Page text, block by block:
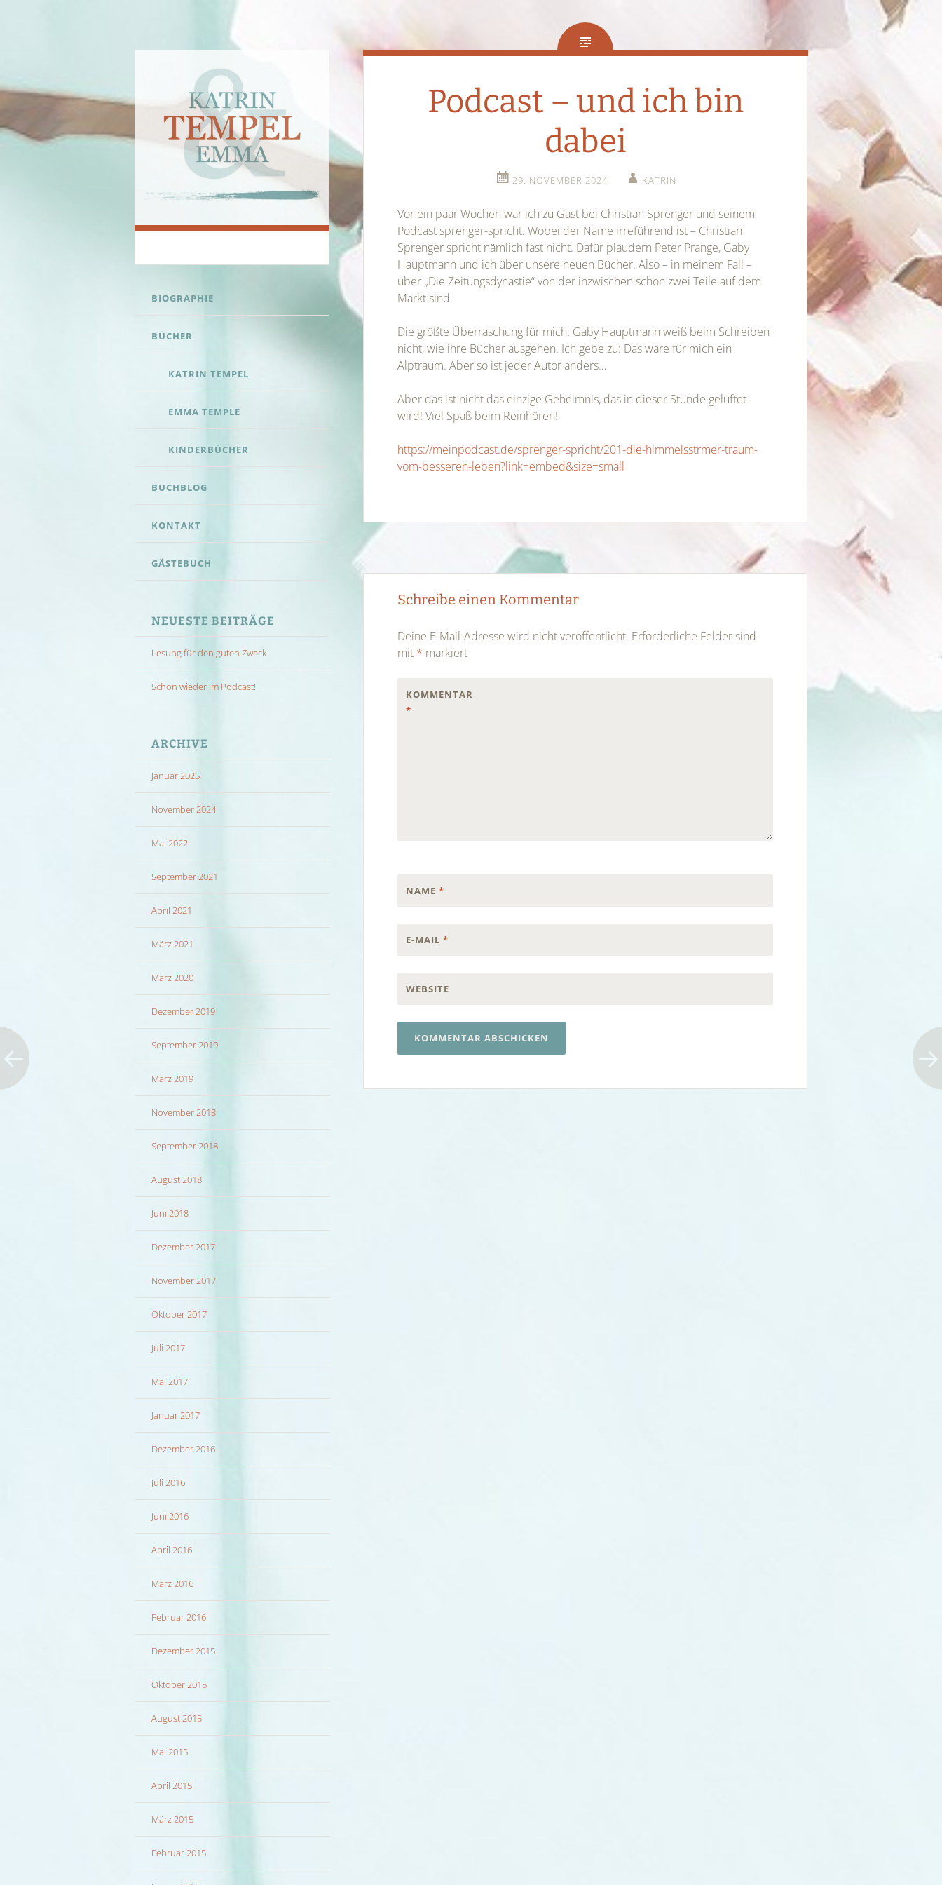
Katrin & Emma
SKIP
CONTENT
BIOGRAPHIE
BÜCHER
KATRIN TEMPEL
EMMA TEMPLE
KINDERBÜCHER
BUCHBLOG
KONTAKT
GÄSTEBUCH
NEUESTE BEITRÄGE
Lesung für den guten Zweck
Schon wieder im Podcast!
ARCHIVE
Januar 2025
November 2024
Mai 2022
September 2021
April 2021
März 2021
März 2020
Dezember 2019
September 2019
März 2019
November 2018
September 2018
August 2018
Juni 2018
Dezember 2017
November 2017
Oktober 2017
Juli 2017
Mai 2017
Januar 2017
Dezember 2016
Juli 2016
Juni 2016
April 2016
März 2016
Februar 2016
Dezember 2015
Oktober 2015
August 2015
Mai 2015
April 2015
März 2015
Februar 2015
Podcast – und ich bin
dabei
29. NOVEMBER 2024 KATRIN
Vor ein paar Wochen war ich zu Gast bei Christian Sprenger und seinem
Podcast sprenger-spricht. Wobei der Name irreführend ist – Christian
Sprenger spricht nämlich fast nicht. Dafür plaudern Peter Prange, Gaby
Hauptmann und ich über unsere neuen Bücher. Also – in meinem Fall –
über „Die Zeitungsdynastie“ von der inzwischen schon zwei Teile auf dem
Markt sind.
Die größte Überraschung für mich: Gaby Hauptmann weiß beim Schreiben
nicht, wie ihre Bücher ausgehen. Ich gebe zu: Das wäre für mich ein
Alptraum. Aber so ist jeder Autor anders…
Aber das ist nicht das einzige Geheimnis, das in dieser Stunde gelüftet
wird! Viel Spaß beim Reinhören!
https://meinpodcast.de/sprenger-spricht/201-die-himmelsstrmer-traum-
vom-besseren-leben?link=embed&size=small
Post
navigation
←
→
Schreibe einen Kommentar
Deine E-Mail-Adresse wird nicht veröffentlicht. Erforderliche Felder sind
mit * markiert
KOMMENTAR
*
NAME*
E-MAIL*
WEBSITE